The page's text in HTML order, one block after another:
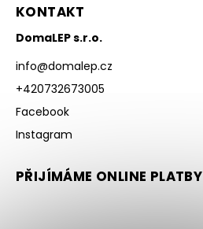
KONTAKT
DomaLEP s.r.o.
info@domalep.cz
+420732673005
Facebook
Instagram
PŘIJÍMÁME ONLINE PLATBY